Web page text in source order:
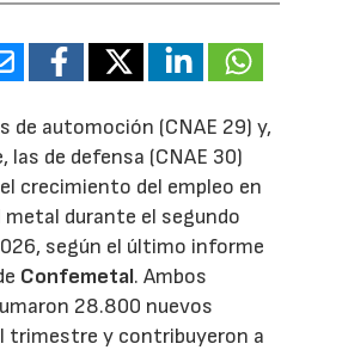
de automoción (CNAE 29) y,
las de defensa (CNAE 30)
crecimiento del empleo en
metal durante el segundo
según el último informe
Confemetal. Ambos
28.800 nuevos
trimestre y contribuyeron a